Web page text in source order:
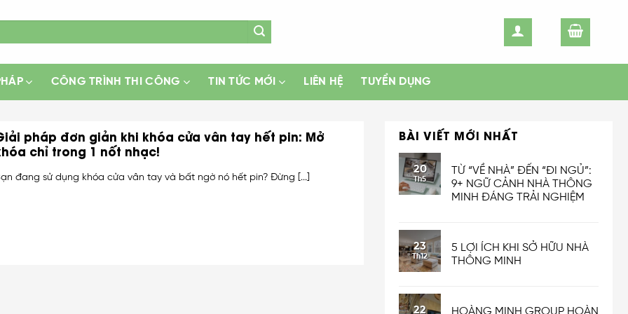
CÔNG TRÌNH THI CÔNG TIN TỨC MỚI LIÊN HỆ TUYỂN DỤNG
pháp đơn giản khi khóa cửa vân tay hết pin: Mở
chỉ trong 1 nốt nhạc!
đang sử dụng khóa cửa vân tay và bất ngờ nó hết pin? Đừng [...]
BÀI VIẾT MỚI NHẤT
20
Th5
TỪ “VỀ NHÀ” ĐẾN “ĐI NGỦ”:
9+ NGỮ CẢNH NHÀ THÔNG
MINH ĐÁNG TRẢI NGHIỆM
23
Th12
5 LỢI ÍCH KHI SỞ HỮU NHÀ
THÔNG MINH
22
HOÀNG MINH GROUP HOÀN